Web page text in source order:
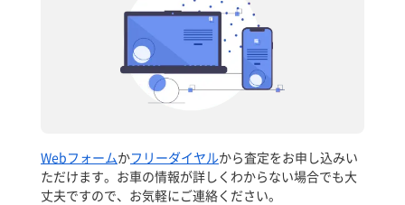
Webフォームかフリーダイヤルから査定をお申し込みい
ただけます。お車の情報が詳しくわからない場合でも大
丈夫ですので、お気軽にご連絡ください。